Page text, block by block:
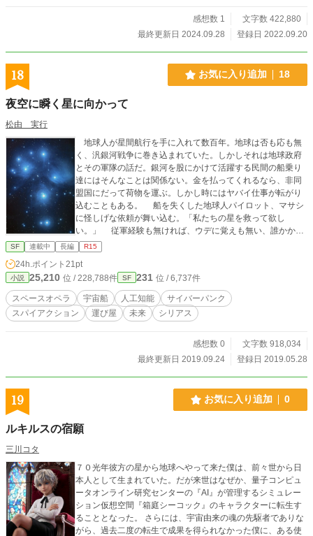
感想数 1
文字数 422,880
最終更新日 2024.09.28
登録日 2022.09.20
18 お気に入り追加 18
夜空に瞬く星に向かって
松由 実行
地球人が星間航行を手に入れて数百年。地球は否も応も無
く、汎銀河戦争に巻き込まれていた。しかしそれは地球政府
とその軍隊の話だ。銀河を股にかけて活躍する民間の船乗り
達にはそんなことは関係ない。金を払ってくれるなら、非同
盟国にだって荷物を運ぶ。しかし時にはヤバイ仕事が転がり
込むこともある。 船を失くした地球人パイロット、マサシ
に怪しげな依頼が舞い込む。「私たちの星を救って欲し
い。」 従軍経験も無ければ、ウデに覚えも無い、誰かから
頼られるような英雄的行動をした覚えも無い。そもそも今、
自分の船さえ無い。あまりに胡散臭い話だったが、報酬額に
釣られてついついその話に乗ってしまった・・・ 第一章 危
険に見合った報酬 第二章 インターミッション ～ Dancin
g with Moonlight 第三章 キュメルニア・ローレライ （Cju
melneer Loreley） 第四章 ベイシティ・ブルース (Bay Cit
y Blues) 第五章 インターミッション ～ミスラのだいぼう
SF 連載中 長編 R15
24h.ポイント 21pt
小説 25,210 位 / 228,788件 SF 231 位 / 6,737件
スペースオペラ 宇宙船 人工知能
サイバーパンク
スパイアクション
運び屋 未来 シリアス
感想数 0
文字数 918,034
最終更新日 2019.09.24
登録日 2019.05.28
19 お気に入り追加 0
ルキルスの宿願
三川コタ
７０光年彼方の星から地球へやって来た僕は、前々世から日
本人として生まれていた。だが来世はなぜか、量子コンピュ
ータオンライン研究センターの『AI』が管理するシミュレー
ション仮想空間『箱庭シーコック』のキャラクターに転生す
ることとなった。 さらには、宇宙由来の魂の先駆者でありな
がら、過去二度の転生で成果を得られなかった僕に、ある使